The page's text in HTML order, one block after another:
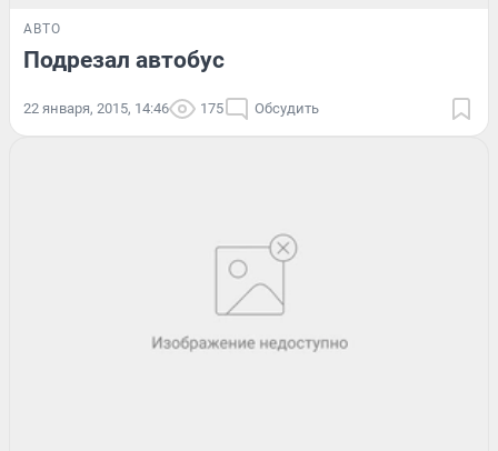
АВТО
Подрезал автобус
22 января, 2015, 14:46 175 Обсудить